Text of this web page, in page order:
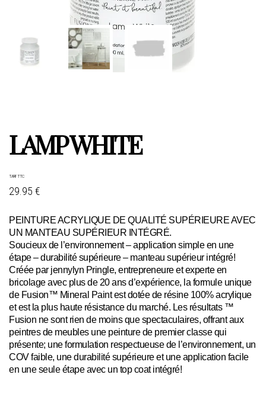
LAMP WHITE
TARIF TTC
29.95 €
PEINTURE ACRYLIQUE DE QUALITÉ SUPÉRIEURE AVEC
UN MANTEAU SUPÉRIEUR INTÉGRÉ.
Soucieux de l’environnement – application simple en une
étape – durabilité supérieure – manteau supérieur intégré!
Créée par jennylyn Pringle, entrepreneure et experte en
bricolage avec plus de 20 ans d’expérience, la formule unique
de Fusion™ Mineral Paint est dotée de résine 100% acrylique
et est la plus haute résistance du marché. Les résultats ™
Fusion ne sont rien de moins que spectaculaires, offrant aux
peintres de meubles une peinture de premier classe qui
présente; une formulation respectueuse de l’environnement, un
COV faible, une durabilité supérieure et une application facile
en une seule étape avec un top coat intégré!